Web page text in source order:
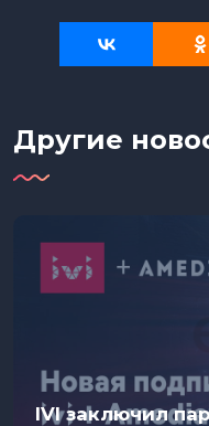
Другие
IVI заключил